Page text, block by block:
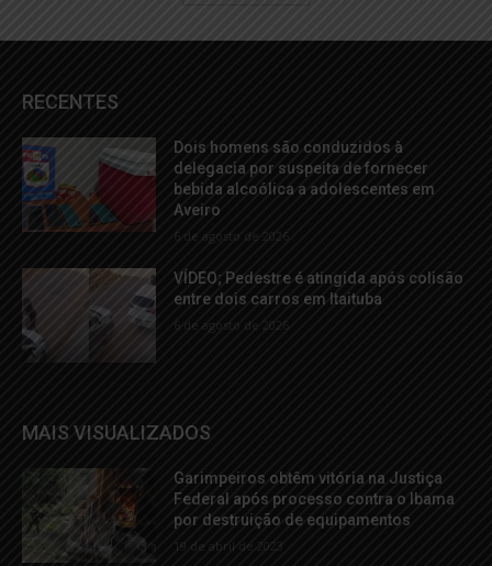
RECENTES
Dois homens são conduzidos à
delegacia por suspeita de fornecer
bebida alcoólica a adolescentes em
Aveiro
6 de agosto de 2026
VÍDEO; Pedestre é atingida após colisão
entre dois carros em Itaituba
6 de agosto de 2026
MAIS VISUALIZADOS
Garimpeiros obtêm vitória na Justiça
Federal após processo contra o Ibama
por destruição de equipamentos
19 de abril de 2023